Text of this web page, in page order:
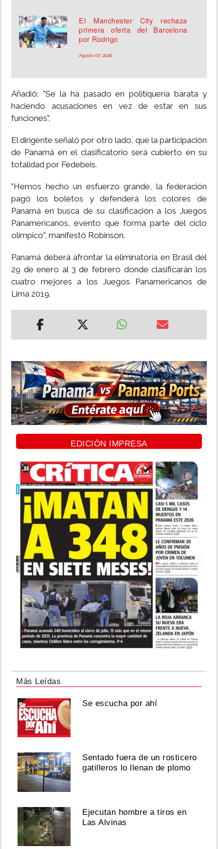
El Manchester City rechaza
primera oferta del Barcelona
por Rodrigo
Agosto 07, 2026
Añadió: "Se la ha pasado en politiquería barata y
haciendo acusaciones en vez de estar en sus
funciones".
El dirigente señaló por otro lado, que la participación
de Panamá en el clasificatorio será cubierto en su
totalidad por Fedebeis.
"Hemos hecho un esfuerzo grande, la federación
pagó los boletos y defenderá los colores de
Panamá en busca de su clasificación a los Juegos
Panamericanos, evento que forma parte del ciclo
olímpico”, manifestó Robinson.
Panamá deberá afrontar la eliminatoria en Brasil del
29 de enero al 3 de febrero donde clasificarán los
cuatro mejores a los Juegos Panamericanos de
Lima 2019.
EDICIÓN IMPRESA
Más Leídas
Se escucha por ahí
Sentado fuera de un rosticero
gatilleros lo llenan de plomo
Ejecutan hombre a tiros en
Las Alvinas